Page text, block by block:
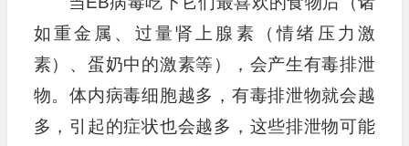
如重金属、过量肾上腺素（情绪压力激
素）、蛋奶中的激素等），会产生有毒排泄
物。体内病毒细胞越多，有毒排泄物就会越
多，引起的症状也会越多，这些排泄物可能